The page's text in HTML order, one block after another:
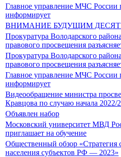
Главное управление МЧС России
информирует
ВНИМАНИЕ БУДУЩИМ
Прокуратура Володарского
правового просвещения
Прокуратура Володарского
правового просвещения
Главное управление МЧС России
информирует
Видеообращение министра
Кравцова по случаю начала 2022/
Объявлен набор
Московский университет МВД
приглашает на обучение
Общественный обзор «Стратегия
населения субъектов РФ — 2023»